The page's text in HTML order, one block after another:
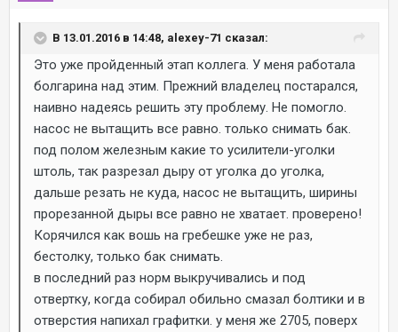
В 13.01.2016 в 14:48, alexey-71 сказал:
Это уже пройденный этап коллега. У меня работала
болгарина над этим. Прежний владелец постарался,
наивно надеясь решить эту проблему. Не помогло.
насос не вытащить все равно. только снимать бак.
под полом железным какие то усилители-уголки
штоль, так разрезал дыру от уголка до уголка,
дальше резать не куда, насос не вытащить, ширины
прорезанной дыры все равно не хватает. проверено!
Корячился как вошь на гребешке уже не раз,
бестолку, только бак снимать.
в последний раз норм выкручивались и под
отвертку, когда собирал обильно смазал болтики и в
отверстия напихал графитки. у меня же 2705, поверх